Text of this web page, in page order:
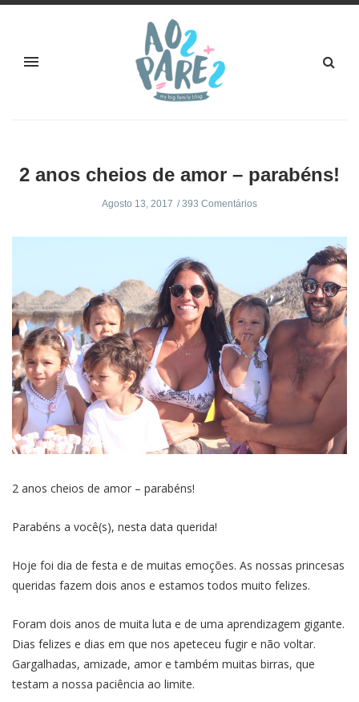
2 anos cheios de amor – parabéns!
Agosto 13, 2017 393 Comentários
2 anos cheios de amor – parabéns!
Parabéns a você(s), nesta data querida!
Hoje foi dia de festa e de muitas emoções. As nossas princesas
queridas fazem dois anos e estamos todos muito felizes.
Foram dois anos de muita luta e de uma aprendizagem gigante.
Dias felizes e dias em que nos apeteceu fugir e não voltar.
Gargalhadas, amizade, amor e também muitas birras, que
testam a nossa paciência ao limite.